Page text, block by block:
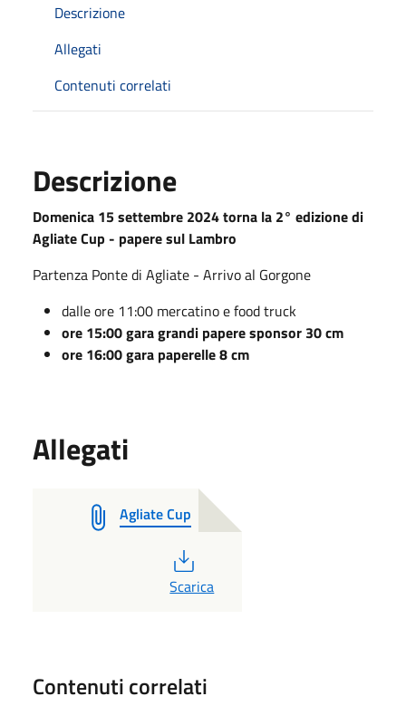
Descrizione
Allegati
Contenuti correlati
Descrizione
Domenica 15 settembre 2024 torna la 2° edizione di
Agliate Cup - papere sul Lambro
Partenza Ponte di Agliate - Arrivo al Gorgone
dalle ore 11:00 mercatino e food truck
ore 15:00 gara grandi papere sponsor 30 cm
ore 16:00 gara paperelle 8 cm
Allegati
Agliate Cup
PDF
Scarica
Contenuti correlati